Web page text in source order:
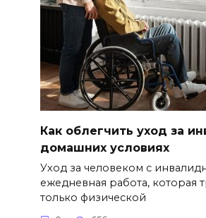
Как облегчить уход за
домашних условиях
Уход за человеком с
ежедневная работа, которая
только физической